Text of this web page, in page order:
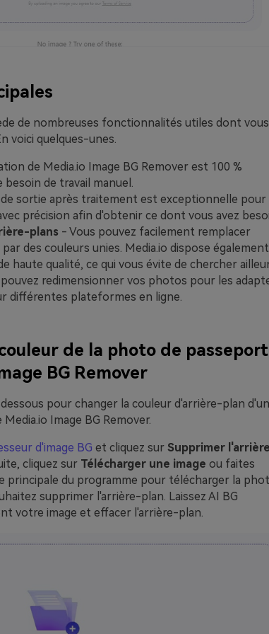
de nombreuses fonctionnalités utiles dont vous
voici quelques-unes.
de Media.io Image BG Remover est 100 %
besoin de travail manuel.
sortie après traitement est exceptionnelle pour
précision afin d'obtenir ce dont vous avez
plans - Vous pouvez facilement remplacer
des couleurs unies. Media.io dispose également
haute qualité, ce qui vous évite de chercher
redimensionner vos photos pour les
différentes plateformes en ligne.
de la photo de passeport
BG Remover
pour changer la couleur d'arrière-plan
Image BG Remover.
d'image BG et cliquez sur Supprimer
cliquez sur Télécharger une image ou faites
principale du programme pour télécharger la
supprimer l'arrière-plan. Laissez AI BG
votre image et effacer l'arrière-plan.